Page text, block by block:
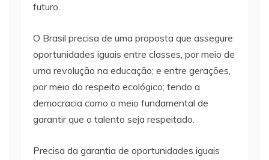
futuro.
O Brasil precisa de uma proposta que assegure
oportunidades iguais entre classes, por meio de
uma revolução na educação; e entre gerações,
por meio do respeito ecológico; tendo a
democracia como o meio fundamental de
garantir que o talento seja respeitado.
Precisa da garantia de oportunidades iguais